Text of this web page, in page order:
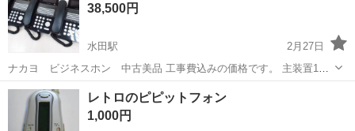
38,500円
水田駅
2月27日
ナカヨ ビジネスホン 中古美品 工事費込みの価格です。 主装置1台
+電話機3台+外線ユニット=100,000円〜 電話機1台追加ごとに+10,000
円。 香川県内は出張費無料 徳島県、愛媛県、高知県は出張費実費 指
定の電...
香川 高松市 水田駅 電話、ＦＡＸ
レトロのピピットフォン
1,000円